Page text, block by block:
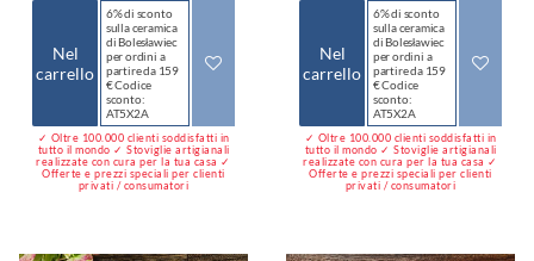
Nel
carrello
6% di sconto
sulla ceramica
di Bolesławiec
per ordini a
partire da 159
€ Codice
sconto:
AT5X2A
✓ Oltre 100.000 clienti soddisfatti in
tutto il mondo ✓ Stoviglie artigianali
realizzate con cura per la tua casa ✓
Offerte e prezzi speciali per clienti
privati / consumatori
Nel
carrello
6% di sconto
sulla ceramica
di Bolesławiec
per ordini a
partire da 159
€ Codice
sconto:
AT5X2A
✓ Oltre 100.000 clienti soddisfatti in
tutto il mondo ✓ Stoviglie artigianali
realizzate con cura per la tua casa ✓
Offerte e prezzi speciali per clienti
privati / consumatori